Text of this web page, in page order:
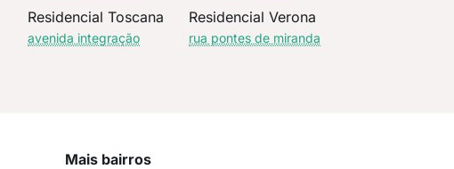
Residencial Toscana
avenida integração
Residencial Verona
rua pontes de miranda
Mais bairros